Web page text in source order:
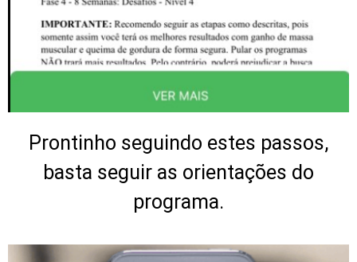
Prontinho seguindo estes passos,
basta seguir as orientações do
programa.